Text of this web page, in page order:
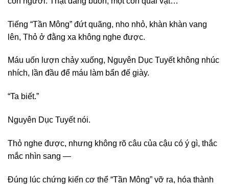
Tiếng “Tần Mông” đứt quãng, nho nhỏ, khàn khàn vang
lên, Thỏ ở đằng xa không nghe được.
Máu uốn lượn chảy xuống, Nguyên Dục Tuyết không nhúc
nhích, lần đầu để máu làm bẩn đế giày.
“Ta biết.”
Nguyên Dục Tuyết nói.
Thỏ nghe được, nhưng không rõ câu của cậu có ý gì, thắc
mắc nhìn sang —
Đúng lúc chứng kiến cơ thể “Tần Mông” vỡ ra, hóa thành